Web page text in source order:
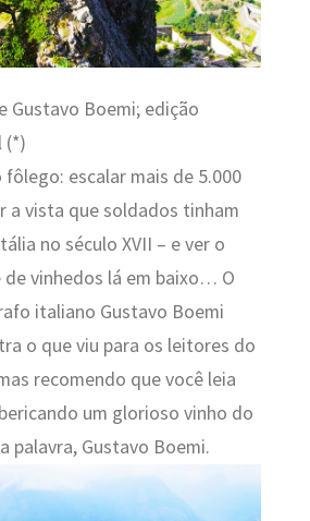
Gustavo Boemi; edição
(*)
escalar mais de 5.000
a vista que soldados tinham
no século XVII – e ver o
vinhedos lá em baixo… O
italiano Gustavo Boemi
o que viu para os leitores do
recomendo que você leia
um glorioso vinho do
palavra, Gustavo Boemi.